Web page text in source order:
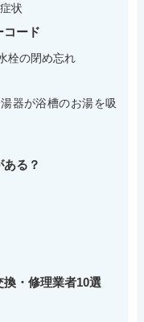
状
コード
栓の閉め忘れ
器が浴槽のお湯を吸
る？
・修理業者10選